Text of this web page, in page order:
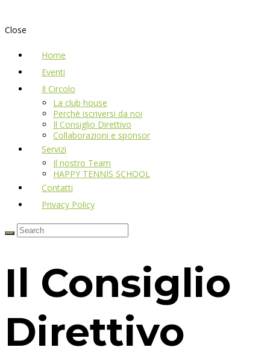
Close
Home
Eventi
Il Circolo
La club house
Perchè iscriversi da noi
Il Consiglio Direttivo
Collaborazioni e sponsor
Servizi
Il nostro Team
HAPPY TENNIS SCHOOL
Contatti
Privacy Policy
Il Consiglio
Direttivo